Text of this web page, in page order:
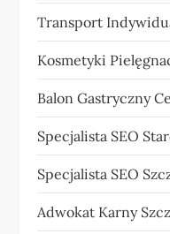
Transport
Kosmetyki
Balon Gastryczny
Specjalista SEO
Specjalista SEO
Adwokat Karny